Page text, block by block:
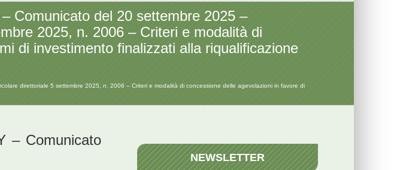
Comunicato del 20 settembre 2025 –
2025, n. 2006 – Criteri e modalità di
di investimento finalizzati alla riqualificazione
direttoriale 5 settembre 2025, n. 2006 – Criteri e modalità di concessione delle agevolazioni in favore di
– Comunicato
NEWSLETTER